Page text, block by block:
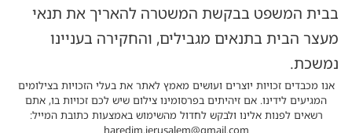
בבית המשפט בבקשת המשטרה להאריך את תנאי
מעצר הבית בתנאים מגבילים, והחקירה בעניינו
נמשכת.
אנו מכבדים זכויות יוצרים ועושים מאמץ לאתר את בעלי הזכויות בצילומים
המגיעים לידינו. אם זיהיתים בפרסומינו צילום שיש לכם זכויות בו, אתם
רשאים לפנות אלינו ולבקש לחדול מהשימוש באמצעות כתובת המייל:
haredim.jerusalem@gmail.com